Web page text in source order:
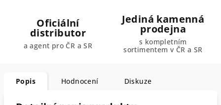
Oficiální
distributor
a agent pro ČR a SR
Jediná kamenná
prodejna
s kompletním
sortimentem v ČR a SR
Popis Hodnocení Diskuze